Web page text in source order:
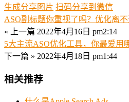
生成分享图片 扫码分享到微信
ASO副标题你重视了吗？优化离不
« 上一篇 2022年4月16日 pm2:14
5大主流ASO优化工具，你最爱用
下一篇 » 2022年4月18日 pm1:44
相关推荐